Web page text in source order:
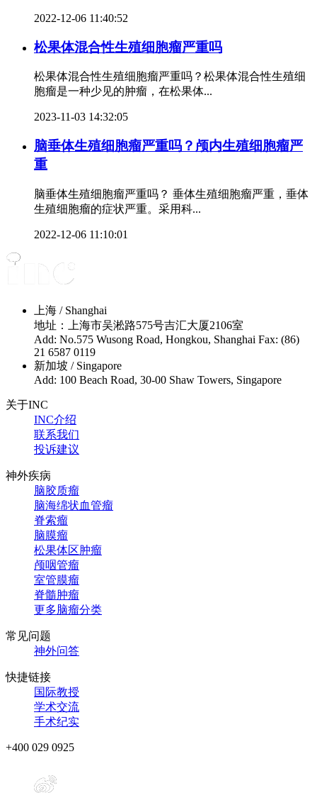
2022-12-06 11:40:52
松果体混合性生殖细胞瘤严重吗
松果体混合性生殖细胞瘤严重吗？松果体混合性生殖细
胞瘤是一种少见的肿瘤，在松果体...
2023-11-03 14:32:05
脑垂体生殖细胞瘤严重吗？颅内生殖细胞瘤严
重
脑垂体生殖细胞瘤严重吗？ 垂体生殖细胞瘤严重，垂体
生殖细胞瘤的症状严重。采用科...
2022-12-06 11:10:01
上海 / Shanghai
地址：上海市吴淞路575号吉汇大厦2106室
Add: No.575 Wusong Road, Hongkou, Shanghai Fax: (86)
21 6587 0119
新加坡 / Singapore
Add: 100 Beach Road, 30-00 Shaw Towers, Singapore
关于INC
INC介绍
联系我们
投诉建议
神外疾病
脑胶质瘤
脑海绵状血管瘤
脊索瘤
脑膜瘤
松果体区肿瘤
颅咽管瘤
室管膜瘤
脊髓肿瘤
更多脑瘤分类
常见问题
神外问答
快捷链接
国际教授
学术交流
手术纪实
+400 029 0925